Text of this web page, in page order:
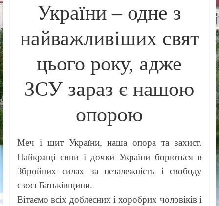
України – одне з
найважливіших свят
цього року, адже
ЗСУ зараз є нашою
опорою
Меч і щит України, наша опора та захист.
Найкращі сини і дочки України борються в
Збройних силах за незалежність і свободу
своєї Батьківщини.
Вітаємо всіх доблесних і хоробрих чоловіків і